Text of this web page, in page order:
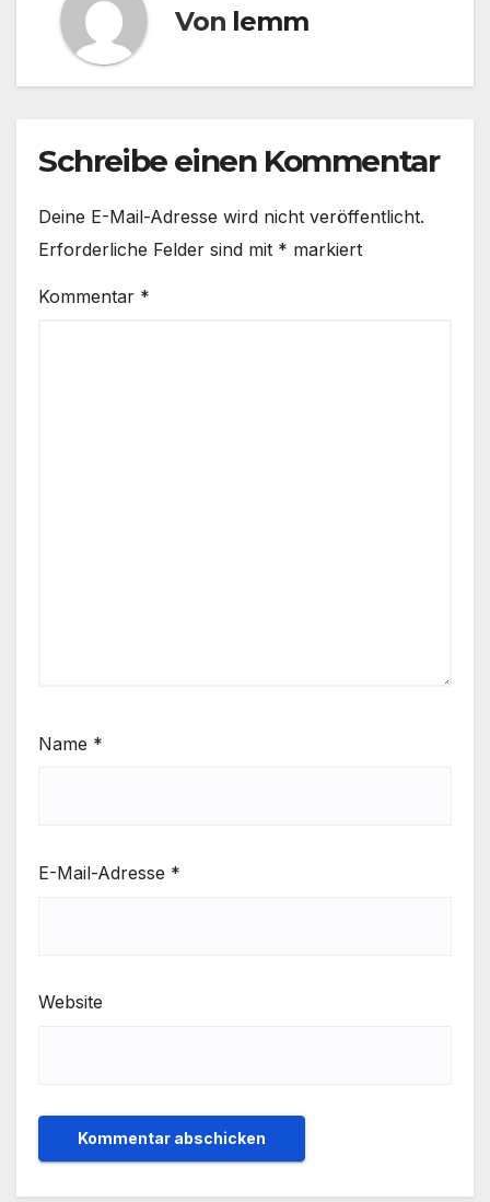
Von lemm
Schreibe einen Kommentar
Deine E-Mail-Adresse wird nicht veröffentlicht.
Erforderliche Felder sind mit * markiert
Kommentar *
Name *
E-Mail-Adresse *
Website